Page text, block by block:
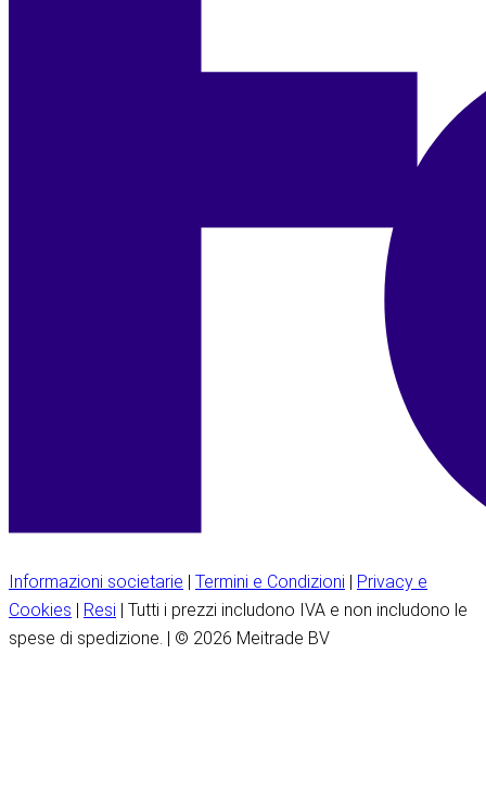
Informazioni societarie | Termini e Condizioni | Privacy e
Cookies | Resi | Tutti i prezzi includono IVA e non includono le
spese di spedizione. | © 2026 Meitrade BV